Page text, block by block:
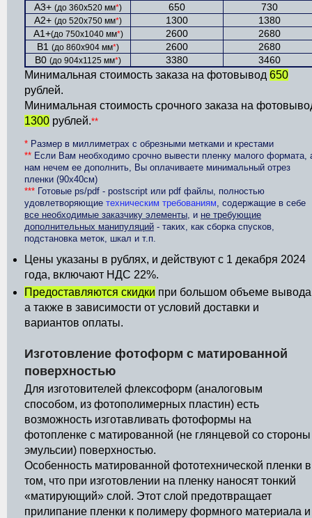
A3+ (до 360х520 мм*) 650
730
A2+ (до 520х750 мм*) 1300
1380
A1+(до 750х1040 мм*) 2600
2680
B1 (до 860х904 мм*) 2600
2680
B0 (до 904х1125 мм*) 3380 3460
Минимальная стоимость заказа на фотовывод 650
рублей.
Минимальная стоимость срочного заказа на
1300 рублей.**
* Размер в миллиметрах с обрезными метками и крестами
** Если Вам необходимо срочно вывести пленку малого формата,
нам нечем ее дополнить, Вы оплачиваете минимальный отрез
пленки (90х40см)
*** Готовые ps/pdf - postscript или pdf файлы, полностью
удовлетворяющие техническим требованиям, содержащие в себе
все необходимые заказчику элементы, и не требующие
дополнительных манипуляций - таких, как сборка спусков,
подстановка меток, шкал и т.п.
Цены указаны в рублях, и действуют с 1 декабря 2024
года, включают НДС 22%.
Предоставляются скидки при большом объеме
а также в зависимости от условий доставки и
вариантов оплаты.
Изготовление фотоформ с матированной
поверхностью
Для изготовителей флексоформ (аналоговым
способом, из фотополимерных пластин) есть
возможность изготавливать фотоформы на
фотопленке с матированной (не глянцевой со стороны
эмульсии) поверхностью.
Особенность матированной фототехнической пленки в
том, что при изготовлении на пленку наносят тонкий
«матирующий» слой. Этот слой предотвращает
прилипание пленки к полимеру формного материала и